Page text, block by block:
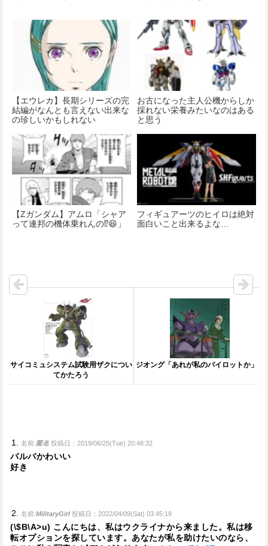
【エウレカ】長期シリーズの完
結編がなんとも言えない出来な
の珍しいかもしれない
お古になった主人公機からしか
採れない栄養みたいなのはある
と思う
【Ζガンダム】アムロ「シャア
って連邦の機体乗れんの⁉️😆」
フィギュアーツのヒイロは絶対
面白いこと出来るよな…
サイコミュシステム試験用ザクについ
てかたろう
ジオング「あれが私のパイロットか」
名前:匿名 投稿日：2019/06/25(Tue) 20:48:32
バルバかわいい
好き
名前:MilitaryGirl 投稿日：2022/04/09(Sat) 03:45:19
(\$B\A>u) こんにちは、私はウクライナから来ました。私は移
転オプションを探しています。あなたが私を助けたいのなら、